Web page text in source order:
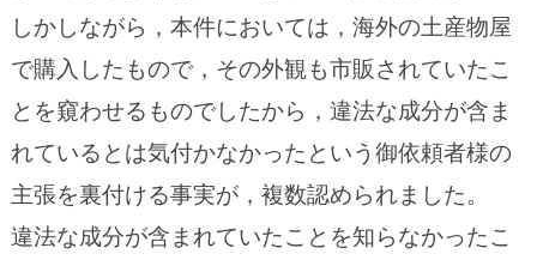
しかしながら，本件においては，海外の土産物屋
で購入したもので，その外観も市販されていたこ
とを窺わせるものでしたから，違法な成分が含ま
れているとは気付かなかったという御依頼者様の
主張を裏付ける事実が，複数認められました。
違法な成分が含まれていたことを知らなかったこ